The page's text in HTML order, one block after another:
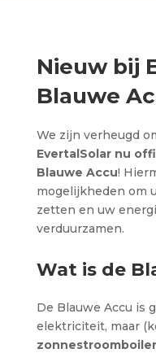
Nieuw bij
Blauwe
We zijn verheugd
EvertalSolar nu
Blauwe Accu!
mogelijkheden om
zetten en uw
verduurzamen.
Wat is de
De Blauwe Accu is
elektriciteit, maar
zonnestroomboiler